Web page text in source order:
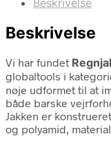
Beskrivelse
Beskrivelse
Vi har fundet
globaltools i
nøje udformet til at
både barske
Jakken er
og polyamid,